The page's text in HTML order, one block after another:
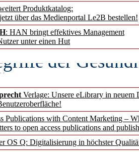
Produktkatalog:
über das Medienportal Le2B bestellen!
: HAN bringt effektives Management
unter einen Hut
Verlage: Unsere eLibrary in neuem
Publications with Content Marketing –
to open access publications and
OS Q: Digitalisierung in höchster
Intelligenz
verstehen
der
erscheinen